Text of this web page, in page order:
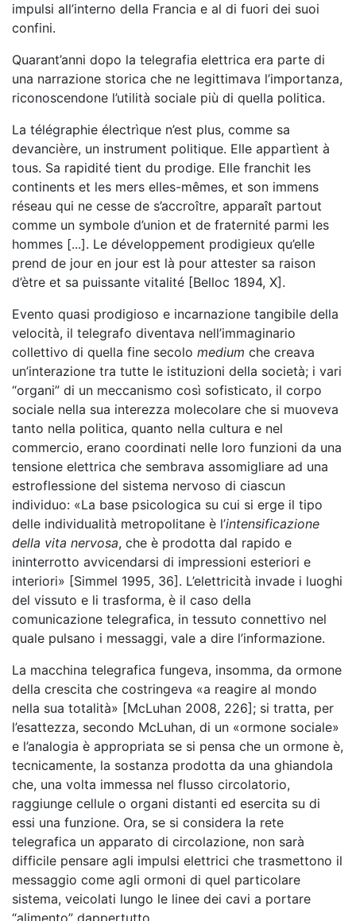
impulsi all’interno della Francia e al di fuori dei suoi
confini.
Quarant’anni dopo la telegrafia elettrica era parte di
una narrazione storica che ne legittimava l’importanza,
riconoscendone l’utilità sociale più di quella politica.
La télégraphie électrìque n’est plus, comme sa
devancière, un instrument politique. Elle appartìent à
tous. Sa rapidité tient du prodige. Elle franchit les
continents et les mers elles-mêmes, et son immens
réseau qui ne cesse de s’accroître, apparaît partout
comme un symbole d’union et de fraternité parmi les
hommes [...]. Le développement prodigieux qu’elle
prend de jour en jour est là pour attester sa raison
d’ètre et sa puissante vitalité [Belloc 1894, X].
Evento quasi prodigioso e incarnazione tangibile della
velocità, il telegrafo diventava nell’immaginario
collettivo di quella fine secolo medium che creava
un’interazione tra tutte le istituzioni della società; i vari
“organi” di un meccanismo così sofisticato, il corpo
sociale nella sua interezza molecolare che si muoveva
tanto nella politica, quanto nella cultura e nel
commercio, erano coordinati nelle loro funzioni da una
tensione elettrica che sembrava assomigliare ad una
estroflessione del sistema nervoso di ciascun
individuo: «La base psicologica su cui si erge il tipo
delle individualità metropolitane è l’intensificazione
della vita nervosa, che è prodotta dal rapido e
ininterrotto avvicendarsi di impressioni esteriori e
interiori» [Simmel 1995, 36]. L’elettricità invade i luoghi
del vissuto e li trasforma, è il caso della
comunicazione telegrafica, in tessuto connettivo nel
quale pulsano i messaggi, vale a dire l’informazione.
La macchina telegrafica fungeva, insomma, da ormone
della crescita che costringeva «a reagire al mondo
nella sua totalità» [McLuhan 2008, 226]; si tratta, per
l’esattezza, secondo McLuhan, di un «ormone sociale»
e l’analogia è appropriata se si pensa che un ormone è,
tecnicamente, la sostanza prodotta da una ghiandola
che, una volta immessa nel flusso circolatorio,
raggiunge cellule o organi distanti ed esercita su di
essi una funzione. Ora, se si considera la rete
telegrafica un apparato di circolazione, non sarà
difficile pensare agli impulsi elettrici che trasmettono il
messaggio come agli ormoni di quel particolare
sistema, veicolati lungo le linee dei cavi a portare
“alimento” dappertutto.